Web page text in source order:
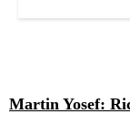
Martin Yosef: